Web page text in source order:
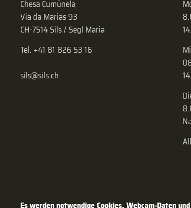
Chesa Cumünela
Via da Marias 93
CH-7514 Sils / Segl Maria
Tel. +41 81 826 53 16
sils@sils.ch
Es werden notwendige Cookies, Webcam-Daten